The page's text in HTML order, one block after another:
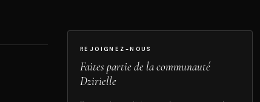
REJOIGNEZ-NOUS
Faites partie de la communauté
Dzirielle